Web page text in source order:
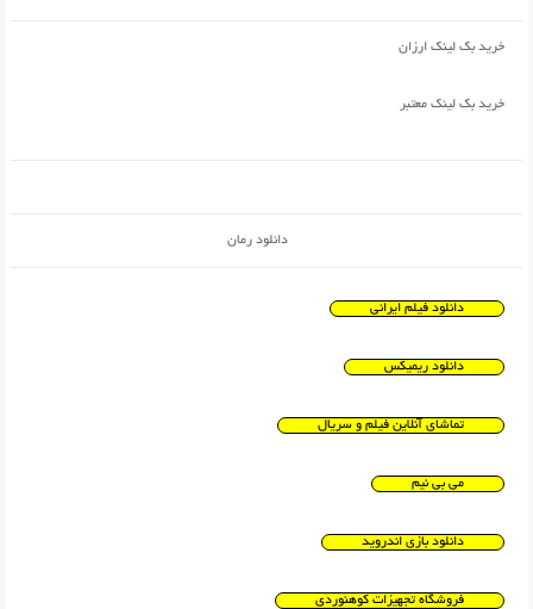
خرید بک لینک ارزان
خرید بک لینک معتبر
دانلود رمان
دانلود فیلم ایرانی
دانلود ریمیکس
تماشای آنلاین فیلم و سریال
می بی نیم
دانلود بازی اندروید
فروشگاه تجهیزات کوهنوردی